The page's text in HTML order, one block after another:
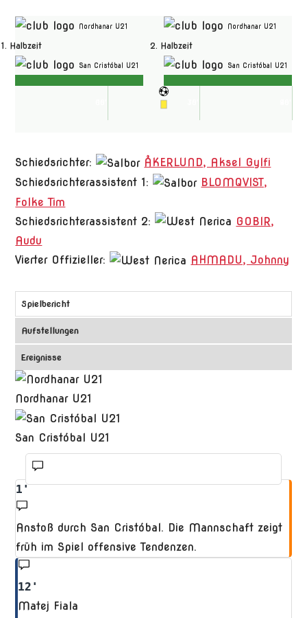
Nordhanar U21
1. Halbzeit
San Cristóbal U21
Nordhanar U21
2. Halbzeit
San Cristóbal U21
Schiedsrichter:
ÅKERLUND, Aksel Gylfi
Schiedsrichterassistent 1:
BLOMQVIST,
Folke Tim
Schiedsrichterassistent 2:
GOBIR,
Audu
Vierter Offizieller:
AHMADU, Johnny
Spielbericht
Aufstellungen
Ereignisse
Nordhanar U21
San Cristóbal U21
1'
Anstoß durch San Cristóbal. Die Mannschaft zeigt
früh im Spiel offensive Tendenzen.
12'
Matej Fiala